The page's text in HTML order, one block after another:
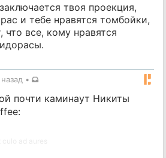
твоя проекция,
и тебе нравятся томбойки,
что все, кому нравятся
•
почти каминаут Никиты